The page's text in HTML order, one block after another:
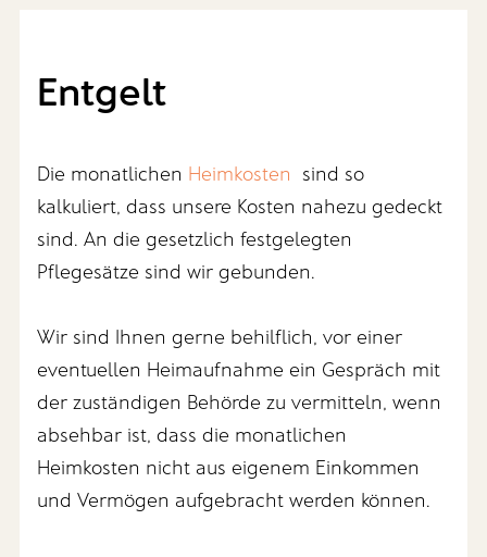
Entgelt
Die monatlichen Heimkosten sind so
kalkuliert, dass unsere Kosten nahezu gedeckt
sind. An die gesetzlich festgelegten
Pflegesätze sind wir gebunden.
Wir sind Ihnen gerne behilflich, vor einer
eventuellen Heimaufnahme ein Gespräch mit
der zuständigen Behörde zu vermitteln, wenn
absehbar ist, dass die monatlichen
Heimkosten nicht aus eigenem Einkommen
und Vermögen aufgebracht werden können.